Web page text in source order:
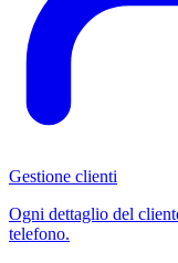
Gestione clienti
Ogni dettaglio del
telefono.